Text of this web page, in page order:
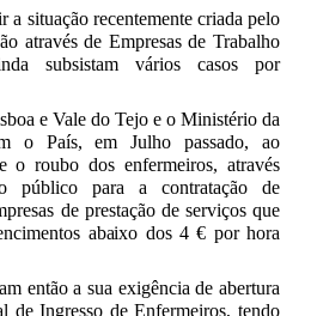
a situação recentemente criada pelo
através de Empresas de Trabalho
subsistam vários casos por
e Vale do Tejo e o Ministério da
o País, em Julho passado, ao
o roubo dos enfermeiros, através
público para a contratação de
de prestação de serviços que
abaixo dos 4 € por hora
então a sua exigência de abertura
de Ingresso de Enfermeiros, tendo